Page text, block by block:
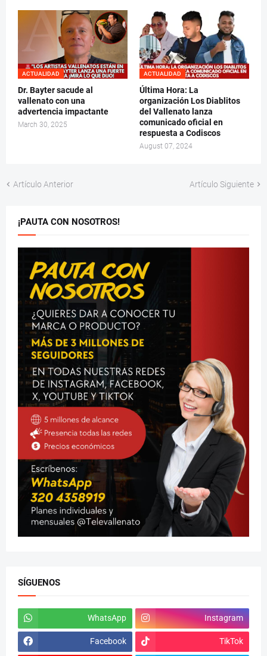
ACTUALIDAD
Dr. Bayter sacude al
vallenato con una
advertencia impactante
March 30, 2025
ACTUALIDAD
Última Hora: La
organización Los Diablitos
del Vallenato lanza
comunicado oficial en
respuesta a Codiscos
August 07, 2024
Artículo Anterior Artículo Siguiente
¡PAUTA CON NOSOTROS!
SÍGUENOS
WhatsApp Instagram
Facebook TikTok